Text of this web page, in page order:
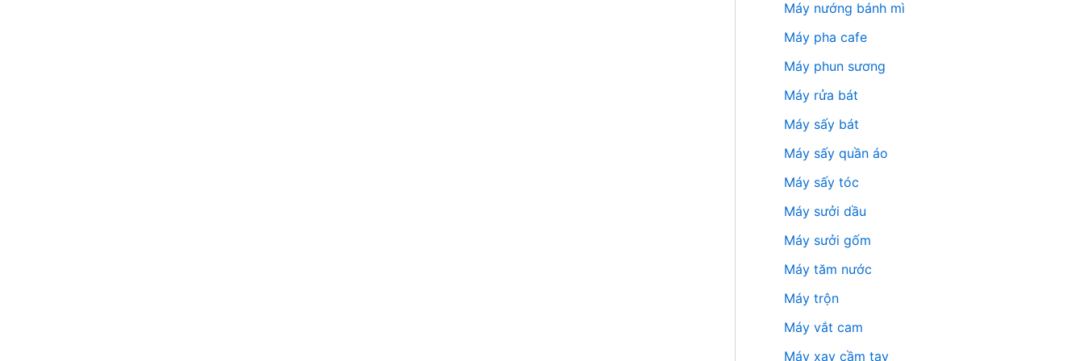
Máy nướng bánh mì
Máy pha cafe
Máy phun sương
Máy rửa bát
Máy sấy bát
Máy sấy quần áo
Máy sấy tóc
Máy sưởi dầu
Máy sưởi gốm
Máy tăm nước
Máy trộn
Máy vắt cam
Máy xay cầm tay